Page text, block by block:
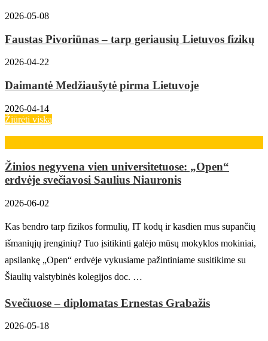
2026-05-08
Faustas Pivoriūnas – tarp geriausių Lietuvos fizikų
2026-04-22
Daimantė Medžiaušytė pirma Lietuvoje
2026-04-14
Žiūrėti viską
Žinios negyvena vien universitetuose: „Open“
erdvėje svečiavosi Saulius Niauronis
2026-06-02
Kas bendro tarp fizikos formulių, IT kodų ir kasdien mus supančių
išmaniųjų įrenginių? Tuo įsitikinti galėjo mūsų mokyklos mokiniai,
apsilankę „Open“ erdvėje vykusiame pažintiniame susitikime su
Šiaulių valstybinės kolegijos doc. …
Svečiuose – diplomatas Ernestas Grabažis
2026-05-18